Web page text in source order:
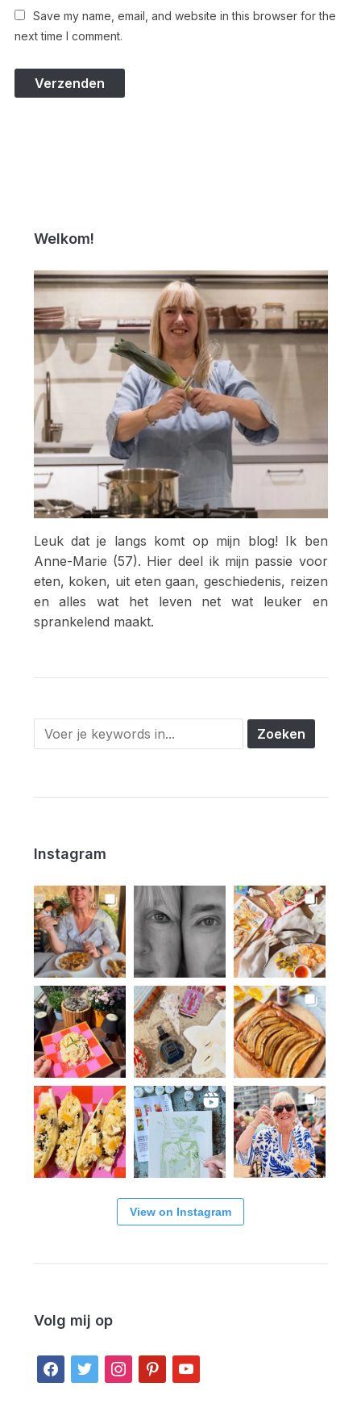
Save my name, email, and website in this browser for the
next time I comment.
Welkom!
Leuk dat je langs komt op mijn blog! Ik ben
Anne-Marie (57). Hier deel ik mijn passie voor
eten, koken, uit eten gaan, geschiedenis, reizen
en alles wat het leven net wat leuker en
sprankelend maakt.
Instagram
View on Instagram
Volg mij op
facebook
twitter instagrampinterestyoutube